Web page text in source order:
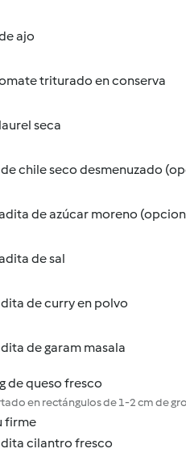
ajo
triturado en conserva
seca
chile seco desmenuzado
de azúcar moreno
de sal
de curry en polvo
de garam masala
de queso fresco
en rectángulos de 1-2 cm de
firme
cilantro fresco